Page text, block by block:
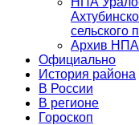
сельского
Архив НПА
Официально
История района
В России
В регионе
Гороскоп